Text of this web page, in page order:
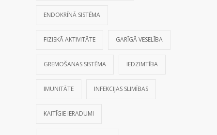
ENDOKRĪNĀ SISTĒMA
FIZISKĀ AKTIVITĀTE GARĪGĀ VESELĪBA
GREMOŠANAS SISTĒMA IEDZIMTĪBA
IMUNITĀTE INFEKCIJAS SLIMĪBAS
KAITĪGIE IERADUMI